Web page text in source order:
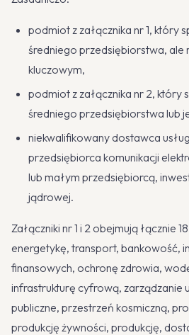
podmiot z załącznika nr 1, który
średniego przedsiębiorstwa, ale
kluczowym,
podmiot z załącznika nr 2, który
średniego przedsiębiorstwa lub
niekwalifikowany dostawca
przedsiębiorca komunikacji
lub małym przedsiębiorcą,
jądrowej.
Załączniki nr 1 i 2 obejmują łącznie
energetykę, transport, bankowość,
finansowych, ochronę zdrowia,
infrastrukturę cyfrową, zarządzanie
publiczne, przestrzeń kosmiczną,
produkcję żywności, produkcję,